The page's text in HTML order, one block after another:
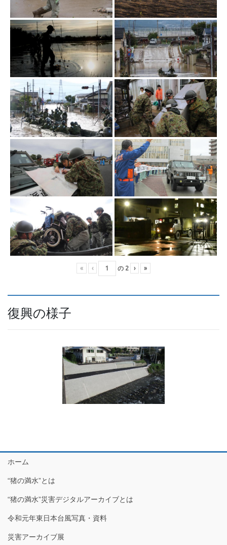
« ‹ の 2 › »
復興の様子
ホーム
“猪の満水”とは
“猪の満水”災害デジタルアーカイブとは
令和元年東日本台風写真・資料
災害アーカイブ展